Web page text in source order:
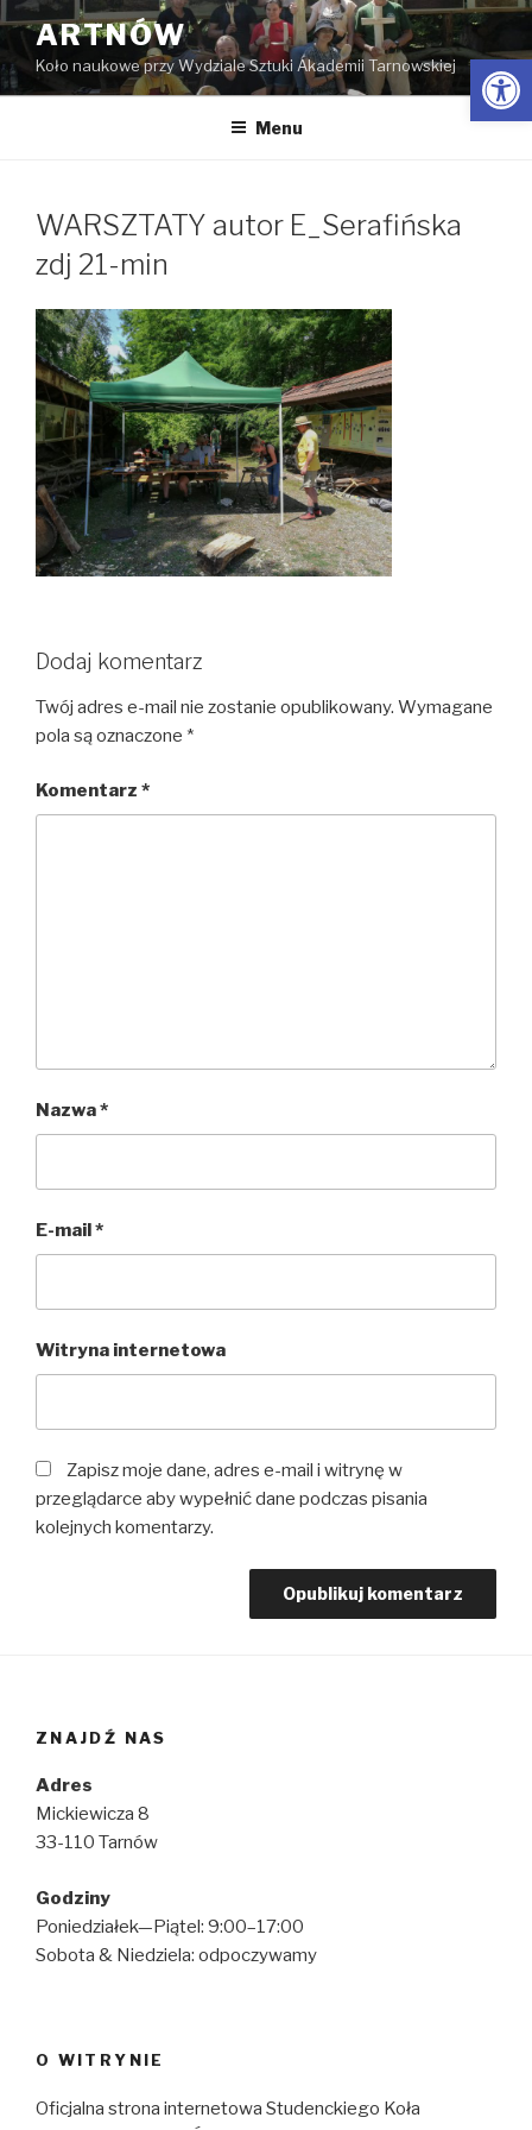
Przejdź
treści
ARTNÓW
Koło naukowe przy Wydziale Sztuki Akademii Tarnowskiej
Menu
WARSZTATY autor E_Serafińska
zdj 21-min
Dodaj komentarz
Twój adres e-mail nie zostanie opublikowany. Wymagane
pola są oznaczone *
Komentarz *
Nazwa*
E-mail*
Witryna internetowa
Zapisz moje dane, adres e-mail i witrynę w
przeglądarce aby wypełnić dane podczas pisania
kolejnych komentarzy.
ZNAJDŹ NAS
Adres
Mickiewicza 8
33-110 Tarnów
Godziny
Poniedziałek—Piątel: 9:00–17:00
Sobota & Niedziela: odpoczywamy
O WITRYNIE
Oficjalna strona internetowa Studenckiego Koła